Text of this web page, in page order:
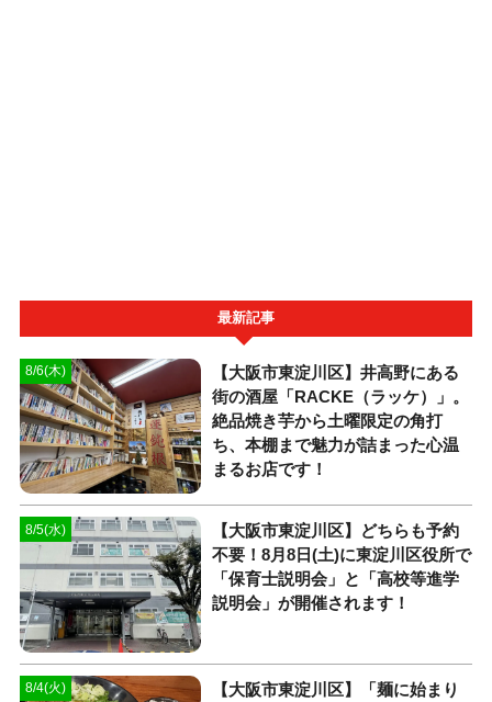
最新記事
8/6(木)
【大阪市東淀川区】井高野にある
街の酒屋「RACKE（ラッケ）」。
絶品焼き芋から土曜限定の角打
ち、本棚まで魅力が詰まった心温
まるお店です！
8/5(水)
【大阪市東淀川区】どちらも予約
不要！8月8日(土)に東淀川区役所で
「保育士説明会」と「高校等進学
説明会」が開催されます！
8/4(火)
【大阪市東淀川区】「麺に始まり